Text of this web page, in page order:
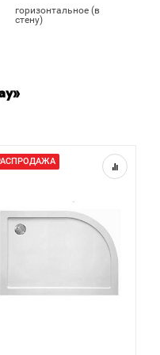
горизонтальное (в
стену)